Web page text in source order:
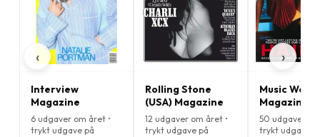
‹
Interview
Magazine
6 udgaver om året •
trykt udgave på
Rolling Stone
(USA) Magazine
12 udgaver om året •
trykt udgave på
Music Week
Magazine
50 udgaver
trykt udgave
›